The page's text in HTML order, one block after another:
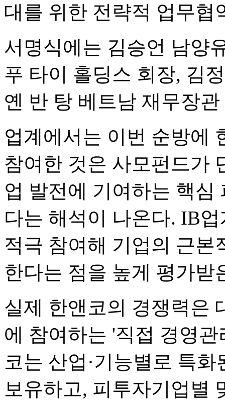
대를 위한 전략적 업무협
서명식에는 김승언 남양
푸 타이 홀딩스 회장, 김
옌 반 탕 베트남 재무장
업계에서는 이번 순방에
참여한 것은 사모펀드가
업 발전에 기여하는 핵
다는 해석이 나온다. IB
적극 참여해 기업의 근본
한다는 점을 높게 평가받
실제 한앤코의 경쟁력은
에 참여하는 '직접 경영
코는 산업·기능별로 특
보유하고, 피투자기업별